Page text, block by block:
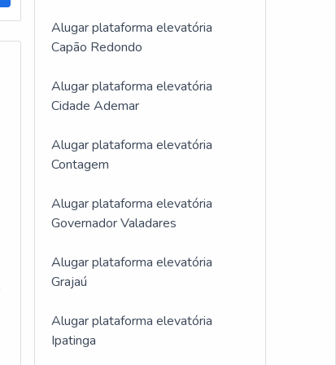
Alugar plataforma elevatória
Capão Redondo
Alugar plataforma elevatória
Cidade Ademar
Alugar plataforma elevatória
Contagem
Alugar plataforma elevatória
Governador Valadares
Alugar plataforma elevatória
Grajaú
Alugar plataforma elevatória
Ipatinga